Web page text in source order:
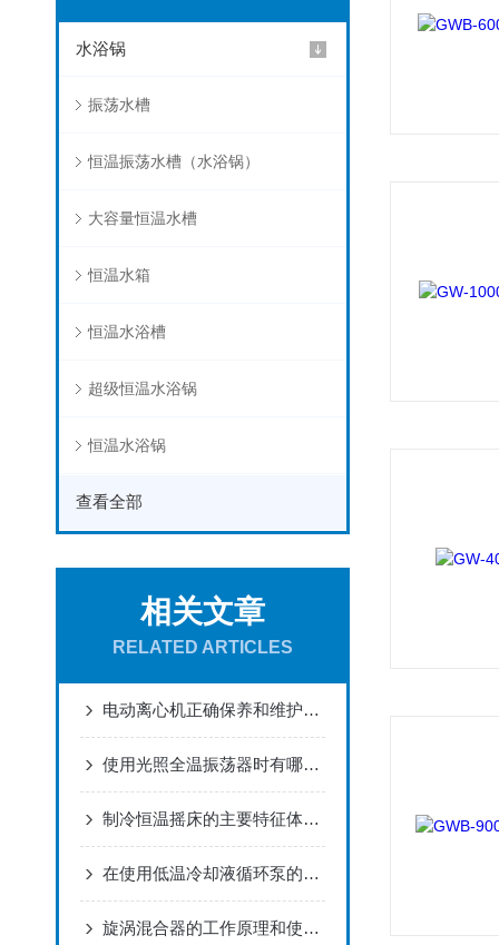
水浴锅
振荡水槽
恒温振荡水槽（水浴锅）
大容量恒温水槽
恒温水箱
恒温水浴槽
超级恒温水浴锅
恒温水浴锅
查看全部
相关文章
RELATED ARTICLES
电动离心机正确保养和维护方法！
使用光照全温振荡器时有哪些需要我们去注意的地方
制冷恒温摇床的主要特征体现在哪些方面
在使用低温冷却液循环泵的过程中有哪些技巧需要我们掌握呢
旋涡混合器的工作原理和使用方法